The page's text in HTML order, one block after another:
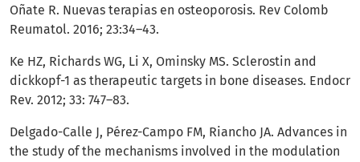
Oñate R. Nuevas terapias en osteoporosis. Rev Colomb
Reumatol. 2016; 23:34–43.
Ke HZ, Richards WG, Li X, Ominsky MS. Sclerostin and
dickkopf-1 as therapeutic targets in bone diseases. Endocr
Rev. 2012; 33: 747–83.
Delgado-Calle J, Pérez-Campo FM, Riancho JA. Advances in
the study of the mechanisms involved in the modulation